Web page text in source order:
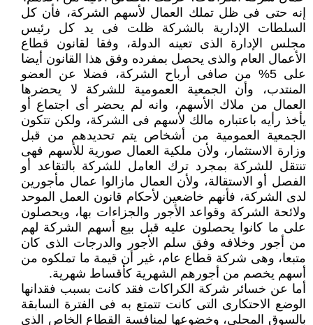
إنه حتى فى ظل تملك العمال لأسهم الشركة، فأن كل
السلطات الإدارية بالشركة ظلت فى يد كل رئيس
مجلس الإدارة الذى تعينه الدولة، وفقا لقانون قطاع
الأعمال العام والذى يحصل بمفرده وفق هذا القانون أيضا
على 5% من صافى أرباح الشركة، فضلا عن العضو
المنتدب، وأن الجمعية العمومية للشركة لا يحضرها
العمال من ملاك الأسهم، وانه لم يحضر أى اجتماع أو
يأخذ رأيه باعتباره مالك لأسهم فى الشركة، ولكن تتكون
الجمعية العمومية من أشخاص يتم تحديدهم من قبل
وزارة الاستثمار، ولأن ملكية العمال صورية للأسهم فهى
تنتقل للشركة بمجرد ترك العامل للشركة بالتقاعد أو
الفصل أو الاستقالة، ولأن العمال مازالوا عمال مأجورين
لدى الشركة، فأنهم خاضعين لأحكام قانون العمل الموحد
ولائحة الشركة وقواعد الأجور والجزاءات بها، ويحصلون
على ما كانوا يحصلون عليه قبل بيع أسهم الشركة لهم
من أجور وخلافه وفق سلم الأجور والدرجات الذى كان
متبعا، وهى شركة قطاع عام، غير أن قيمة ما تملكوه من
أسهم يخصم من أجورهم الشهرية كأقساط شهرية.
أما عن خسائر شركة الكراكات فقد كانت بسبب فقدانها
الوضع الاحتكارى التى كانت تتمتع به فى الفترة السابقة
بالسوق المحلى، وخضوعها لمنافسة القطاع الخاص الذى